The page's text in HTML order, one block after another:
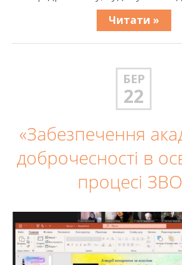
Читати »
БЕР
22
«Забезпечення
доброчесності в
процесі